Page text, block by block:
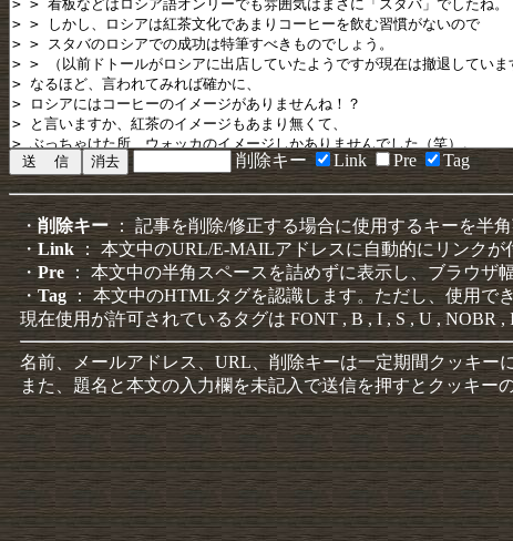
削除キー Link Pre Tag
・ 削除キー： 記事を削除/修正する場合に使用するキーを半
・Link： 本文中のURL/E-MAILアドレスに自動的にリンクが
・Pre ： 本文中の半角スペースを詰めずに表示し、ブラウザ
・Tag： 本文中のHTMLタグを認識します。ただし、使用で
現在使用が許可されているタグは FONT , B , I , S , U , NOBR ,
名前、メールアドレス、URL、削除キーは一定期間クッキー
また、題名と本文の入力欄を未記入で送信を押すとクッキー